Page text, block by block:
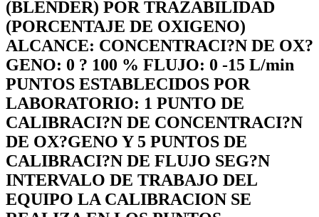
(BLENDER) POR TRAZABILIDAD
(PORCENTAJE DE OXIGENO)
ALCANCE: CONCENTRACI?N DE OX?
GENO: 0 ? 100 % FLUJO: 0 -15 L/min
PUNTOS ESTABLECIDOS POR
LABORATORIO: 1 PUNTO DE
CALIBRACI?N DE CONCENTRACI?N
DE OX?GENO Y 5 PUNTOS DE
CALIBRACI?N DE FLUJO SEG?N
INTERVALO DE TRABAJO DEL
EQUIPO LA CALIBRACION SE